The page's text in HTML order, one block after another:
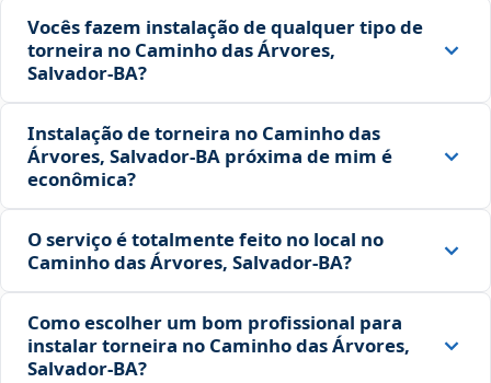
Vocês fazem instalação de qualquer tipo de
torneira no Caminho das Árvores,
Salvador‑BA?
Instalação de torneira no Caminho das
Árvores, Salvador‑BA próxima de mim é
econômica?
O serviço é totalmente feito no local no
Caminho das Árvores, Salvador‑BA?
Como escolher um bom profissional para
instalar torneira no Caminho das Árvores,
Salvador‑BA?